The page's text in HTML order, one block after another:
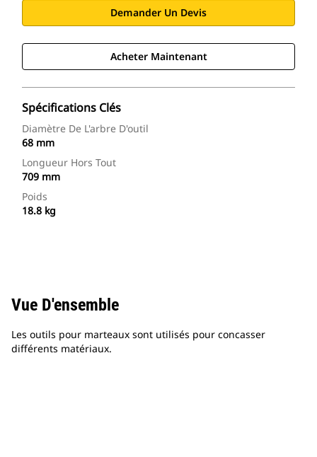
Demander Un Devis
Acheter Maintenant
Spécifications Clés
Diamètre De L'arbre D'outil
68 mm
Longueur Hors Tout
709 mm
Poids
18.8 kg
Vue D'ensemble
Les outils pour marteaux sont utilisés pour concasser
différents matériaux.